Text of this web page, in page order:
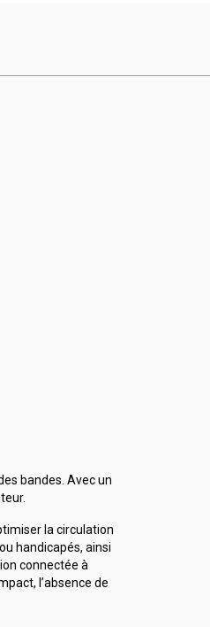
bandes. Avec un
la circulation
handicapés, ainsi
connectée à
l’absence de